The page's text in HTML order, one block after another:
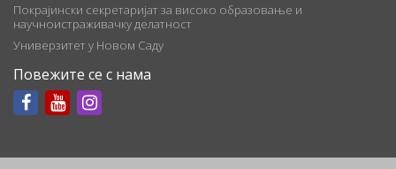
Покрајински секретаријат за високо образовање и
научноистраживачку делатност
Универзитет у Новом Саду
Повежите се с нама